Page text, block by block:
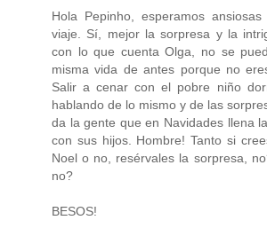
Hola Pepinho, esperamos
viaje. Sí, mejor la sorpresa y la
con lo que cuenta Olga, no se
misma vida de antes porque no
Salir a cenar con el pobre niño
hablando de lo mismo y de las
da la gente que en Navidades llena
con sus hijos. Hombre! Tanto si
Noel o no, resérvales la sorpresa,
no?
BESOS!